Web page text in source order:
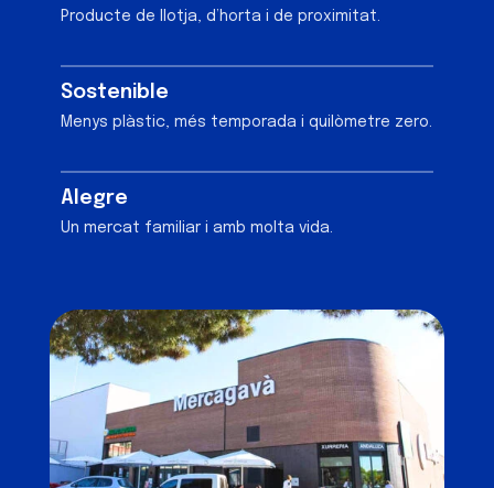
Producte de llotja, d’horta i de proximitat.
Sostenible
Menys plàstic, més temporada i quilòmetre zero.
Alegre
Un mercat familiar i amb molta vida.